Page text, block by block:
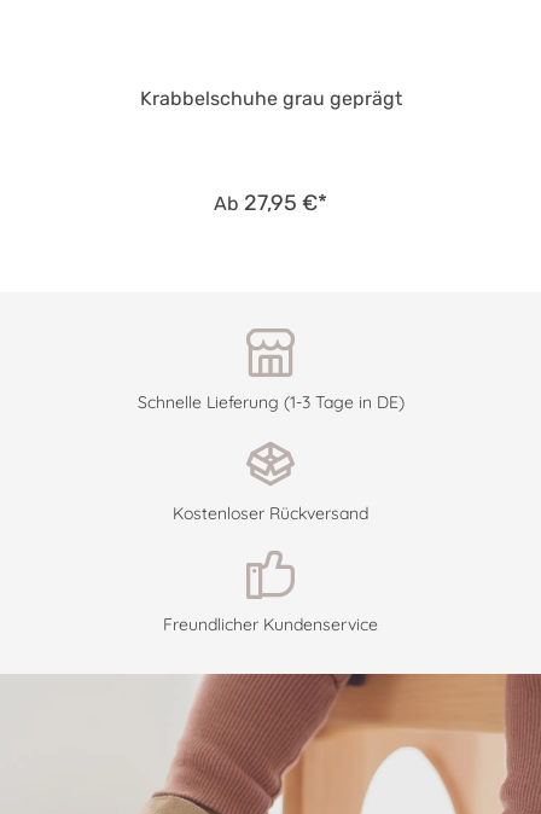
Krabbelschuhe grau geprägt
Ab 27,95 €*
Schnelle Lieferung (1-3 Tage in DE)
Kostenloser Rückversand
Freundlicher Kundenservice